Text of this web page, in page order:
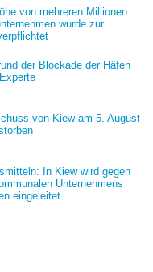
von mehreren Millionen
wurde zur
der Blockade der Häfen
von Kiew am 5. August
In Kiew wird gegen
Unternehmens
eingeleitet